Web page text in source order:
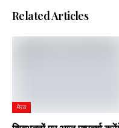
Related Articles
मेरठ